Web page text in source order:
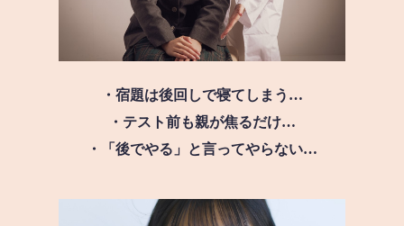
・宿題は後回しで寝てしまう…
・テスト前も親が焦るだけ…
・「後でやる」と言ってやらない…